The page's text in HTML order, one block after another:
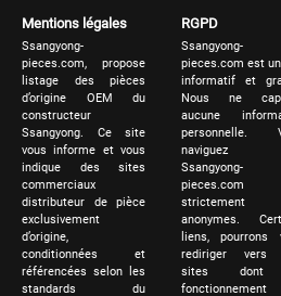
Mentions légales
Ssangyong-
pieces.com, propose
listage des pièces
d’origine OEM du
constructeur
Ssangyong. Ce site
vous informe et vous
indique des sites
commerciaux
distributeur de pièce
exclusivement
d’origine,
conditionnées et
référencées selon les
standards du
RGPD
Ssangyong-
pieces.com est
informatif et
Nous ne
aucune
personnelle.
naviguez
Ssangyong-
pieces.com
strictement
anonymes.
liens, pourrons
rediriger vers
sites
fonctionnement